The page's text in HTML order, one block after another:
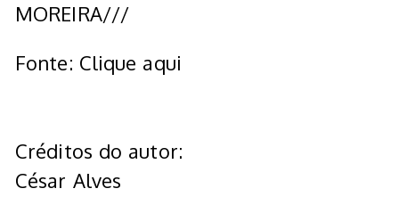
MOREIRA///
Fonte: Clique aqui
Créditos do autor:
César Alves